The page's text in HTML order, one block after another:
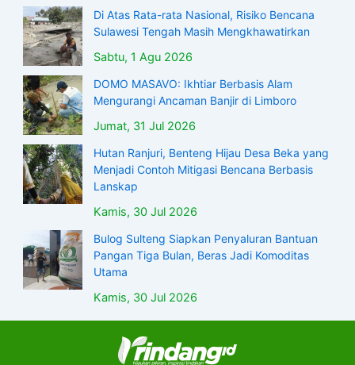
Di Atas Rata-rata Nasional, Risiko Bencana
Sulawesi Tengah Masih Mengkhawatirkan
Sabtu, 1 Agu 2026
DOMO MASAVO: Ikhtiar Berbasis Alam
Mengurangi Ancaman Banjir di Limboro
Jumat, 31 Jul 2026
Hutan Ranjuri, Benteng Hijau Desa Beka yang
Menjadi Contoh Mitigasi Bencana Berbasis
Lanskap
Kamis, 30 Jul 2026
Bulog Sulteng Siapkan Penyaluran Bantuan
Pangan Tiga Bulan, Beras Jadi Komoditas
Utama
Kamis, 30 Jul 2026